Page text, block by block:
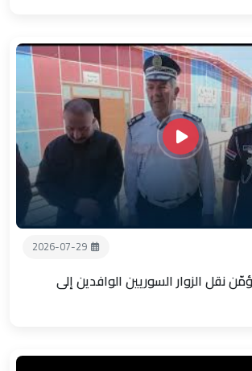
2026-07-29
نقل الزوار السوريين الوافدين إلى